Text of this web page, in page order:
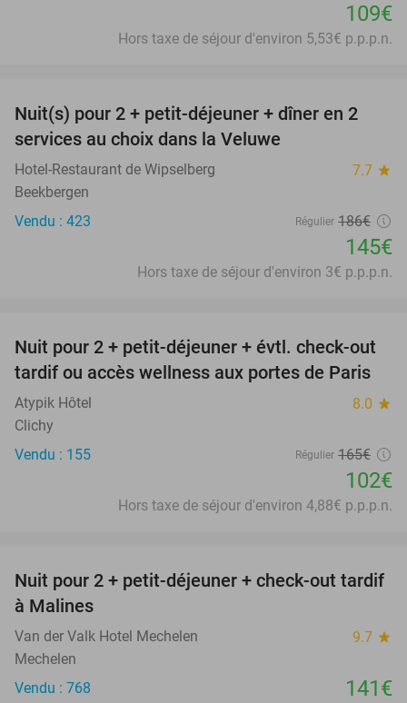
109€
Hors taxe de séjour d'environ 5,53€ p.p.p.n.
22%
Nuit(s) pour 2 + petit-déjeuner + dîner en 2
services au choix dans la Veluwe
Hotel-Restaurant de Wipselberg 7.7 star
Beekbergen
Vendu : 423
Régulier 186€
145€
Hors taxe de séjour d'environ 3€ p.p.p.n.
38%
Nuit pour 2 + petit-déjeuner + évtl. check-out
tardif ou accès wellness aux portes de Paris
Atypik Hôtel 8.0 star
Clichy
Vendu : 155
Régulier 165€
102€
Hors taxe de séjour d'environ 4,88€ p.p.p.n.
Nuit pour 2 + petit-déjeuner + check-out tardif
à Malines
Van der Valk Hotel Mechelen 9.7 star
Mechelen
Vendu : 768
141€